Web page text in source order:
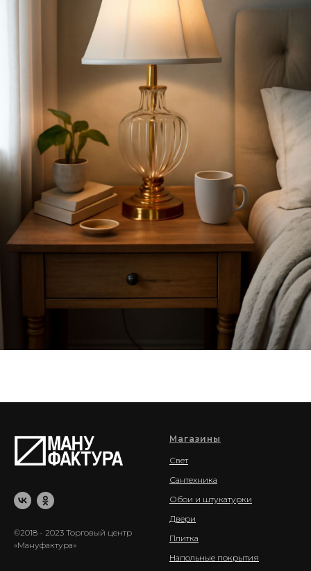
©2018 - 2023 Торговый центр
«Мануфактура»
Магазины
Свет
Сантехника
Обои и штукатурки
Двери
Плитка
Напольные покрытия